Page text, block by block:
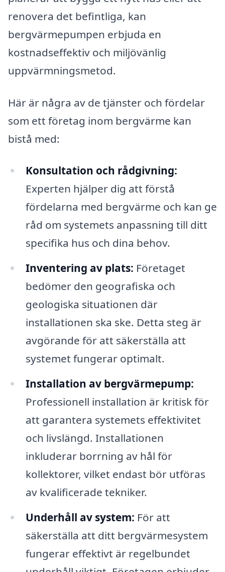
renovera det befintliga, kan
bergvärmepumpen erbjuda en
kostnadseffektiv och miljövänlig
uppvärmningsmetod.
Här är några av de tjänster och fördelar
som ett företag inom bergvärme kan
bistå med:
Konsultation och rådgivning:
Experten hjälper dig att förstå
fördelarna med bergvärme och kan ge
råd om systemets anpassning till ditt
specifika hus och dina behov.
Inventering av plats: Företaget
bedömer den geografiska och
geologiska situationen där
installationen ska ske. Detta steg är
avgörande för att säkerställa att
systemet fungerar optimalt.
Installation av bergvärmepump:
Professionell installation är kritisk för
att garantera systemets effektivitet
och livslängd. Installationen
inkluderar borrning av hål för
kollektorer, vilket endast bör utföras
av kvalificerade tekniker.
Underhåll av system: För att
säkerställa att ditt bergvärmesystem
fungerar effektivt är regelbundet